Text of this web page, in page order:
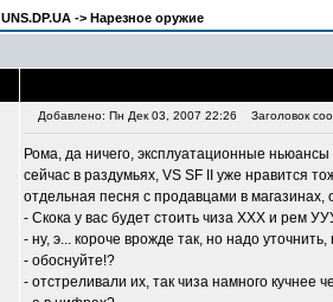
-> Нарезное оружие
Добавлено: Пн Дек 03, 2007 22:26 Заголовок
Рома, да ничего, эксплуатационные ньюансы
сейчас в раздумьях, VS SF II уже нравится
отдельная песня с продавцами в магазинах,
- Скока у вас будет стоить чиза ХХХ и рем
- ну, э... короче врожде так, но надо уточнить,
- обоснуйте!?
- отстреливали их, так чиза намного кучнее